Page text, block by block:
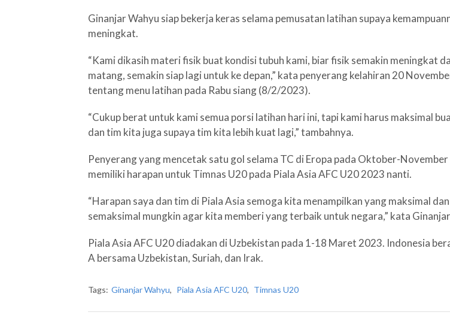
Ginanjar Wahyu siap bekerja keras selama pemusatan latihan supaya
meningkat.
“Kami dikasih materi fisik buat kondisi tubuh kami, biar fisik semakin meningkat
matang, semakin siap lagi untuk ke depan,” kata penyerang kelahiran 20
tentang menu latihan pada Rabu siang (8/2/2023).
“Cukup berat untuk kami semua porsi latihan hari ini, tapi kami harus maksimal
dan tim kita juga supaya tim kita lebih kuat lagi,” tambahnya.
Penyerang yang mencetak satu gol selama TC di Eropa pada Oktober-
memiliki harapan untuk Timnas U20 pada Piala Asia AFC U20 2023 nanti.
“Harapan saya dan tim di Piala Asia semoga kita menampilkan yang maksimal dan
semaksimal mungkin agar kita memberi yang terbaik untuk negara,” kata
Piala Asia AFC U20 diadakan di Uzbekistan pada 1-18 Maret 2023. Indonesia
A bersama Uzbekistan, Suriah, dan Irak.
Tags: Ginanjar Wahyu, Piala Asia AFC U20, Timnas U20